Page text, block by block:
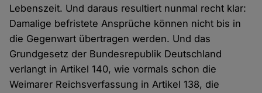
Lebenszeit. Und daraus resultiert nunmal recht klar:
Damalige befristete Ansprüche können nicht bis in
die Gegenwart übertragen werden. Und das
Grundgesetz der Bundesrepublik Deutschland
verlangt in Artikel 140, wie vormals schon die
Weimarer Reichsverfassung in Artikel 138, die